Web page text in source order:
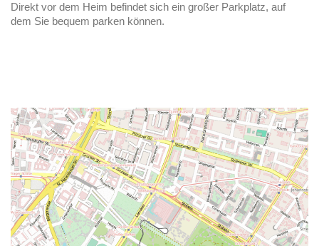
Direkt vor dem Heim befindet sich ein großer Parkplatz, auf
dem Sie bequem parken können.